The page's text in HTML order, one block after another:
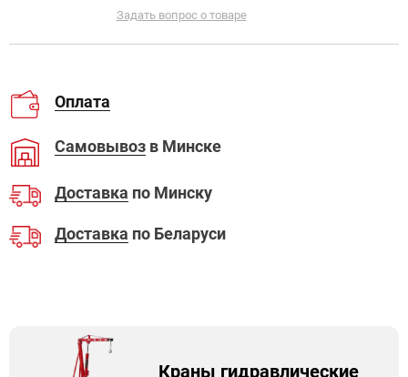
Задать вопрос о товаре
Оплата
Самовывоз в Минске
Доставка по Минску
Доставка по Беларуси
Краны гидравлические